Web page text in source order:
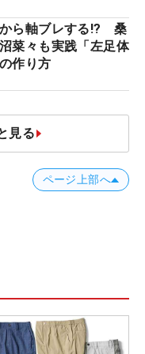
ら軸ブレする!? 桑
菜々も実践「左足体
作り方
見る
ページ上部へ